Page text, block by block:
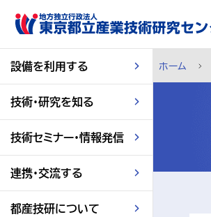
スキップして本文へ
設備を利用する
技術・研究を知る
技術セミナー・情報発信
連携・交流する
都産技研について
ホーム